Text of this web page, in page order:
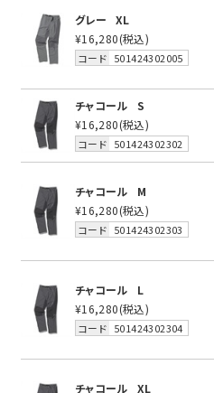
グレー
XL
¥16,280(税込)
コード 501424302005
チャコール
S
¥16,280(税込)
コード 501424302302
チャコール
M
¥16,280(税込)
コード 501424302303
チャコール
L
¥16,280(税込)
コード 501424302304
チャコール
XL